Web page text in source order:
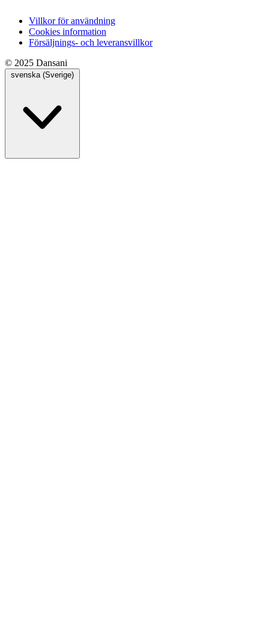
Villkor för användning
Cookies information
Försäljnings- och leveransvillkor
© 2025 Dansani
svenska (Sverige)